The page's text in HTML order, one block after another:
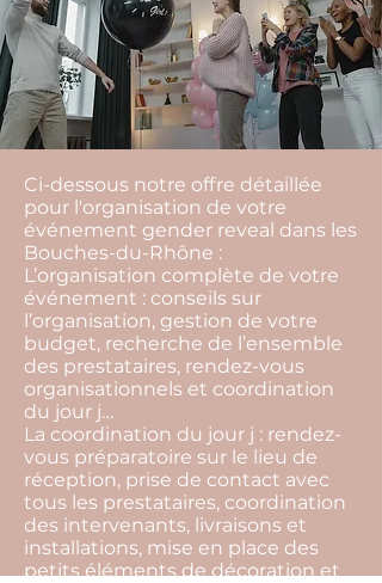
Ci-dessous notre offre détaillée
pour l'organisation de votre
événement gender reveal dans les
Bouches-du-Rhône :
L’organisation complète de votre
événement : conseils sur
l’organisation, gestion de votre
budget, recherche de l’ensemble
des prestataires, rendez-vous
organisationnels et coordination
du jour j…
La coordination du jour j : rendez-
vous préparatoire sur le lieu de
réception, prise de contact avec
tous les prestataires, coordination
des intervenants, livraisons et
installations, mise en place des
petits éléments de décoration et